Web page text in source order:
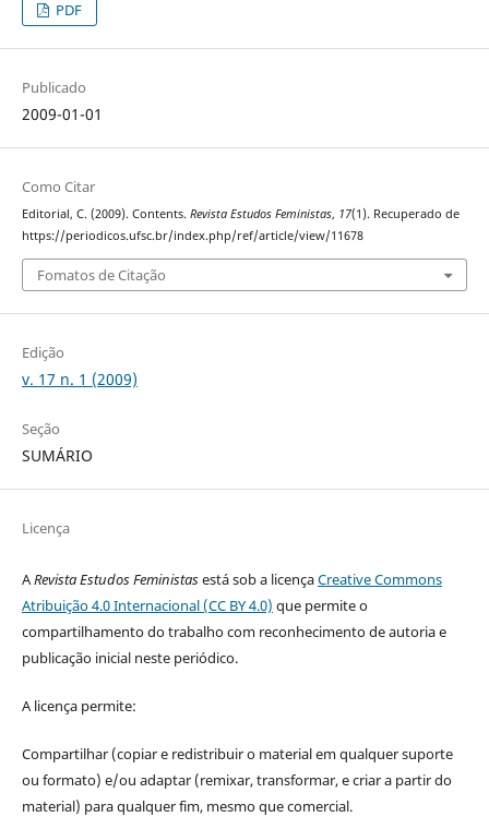
PDF
Publicado
2009-01-01
Como Citar
Editorial, C. (2009). Contents. Revista Estudos Feministas, 17(1). Recuperado de
https://periodicos.ufsc.br/index.php/ref/article/view/11678
Fomatos de Citação
Edição
v. 17 n. 1 (2009)
Seção
SUMÁRIO
Licença
ARevista Estudos Feministasestá sob a licençaCreative Commons
Atribuição 4.0 Internacional (CC BY 4.0) que permite o
compartilhamento do trabalho com reconhecimento de autoria e
publicação inicial neste periódico.
A licença permite:
Compartilhar (copiar e redistribuir o material em qualquer suporte
ou formato) e/ou adaptar (remixar, transformar, e criar a partir do
material) para qualquer fim, mesmo que comercial.